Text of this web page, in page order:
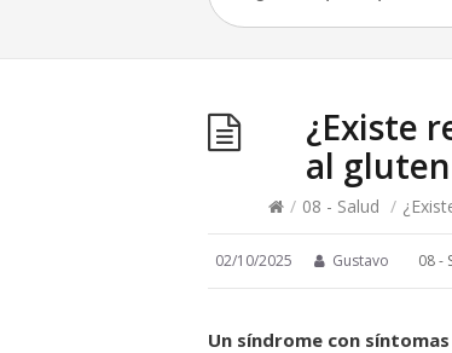
¿Existe
al
/ 08 - Salud /
02/10/2025 Gustavo 08 -
Un síndrome con